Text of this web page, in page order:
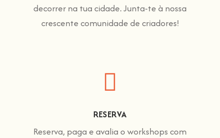
decorrer na tua cidade. Junta-te à nossa
crescente comunidade de criadores!
RESERVA
Reserva, paga e avalia o workshops com